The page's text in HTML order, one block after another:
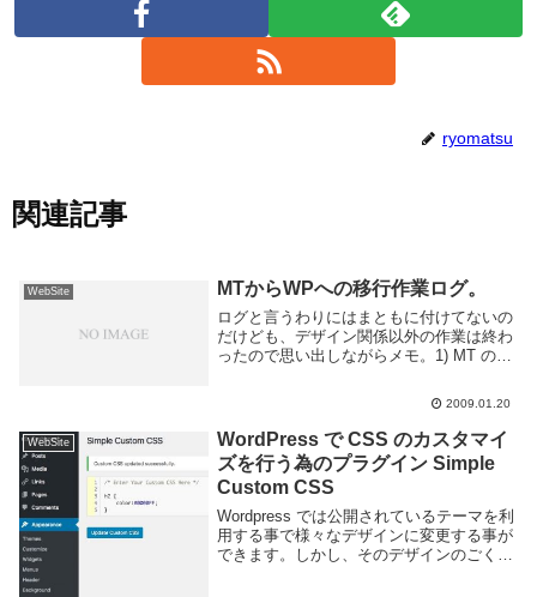
ryomatsu
関連記事
WebSite MTからWPへの移行作業ログ。
ログと言うわりにはまともに付けてないの
だけども、デザイン関係以外の作業は終わ
ったので思い出しながらメモ。1) MT のデ
まうべし。2) WP インストール。Word...
2009.01.20
WebSite
WordPress で CSS のカスタマイ
ズを行う為のプラグイン Simple
Custom CSS
Wordpress では公開されているテーマを利
用する事で様々なデザインに変更する事が
できます。しかし、そのデザインのごく一